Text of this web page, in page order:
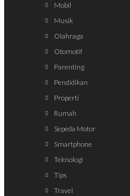
Mobil
Musik
Olahraga
Otomotif
Parenting
Pendidikan
Properti
Rumah
Sepeda Motor
Smartphone
Teknologi
Tips
Travel